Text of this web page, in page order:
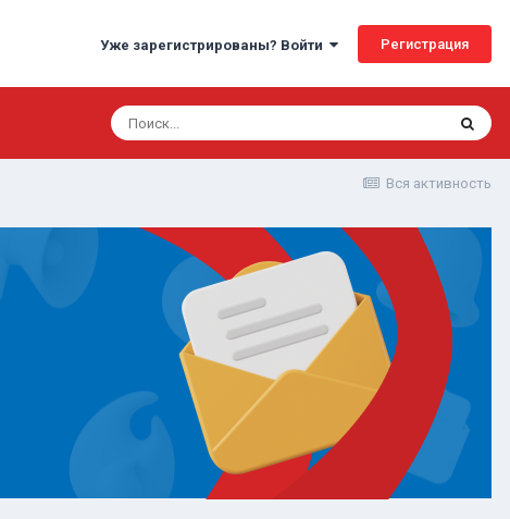
Уже зарегистрированы? Войти Регистрация
Вся активность